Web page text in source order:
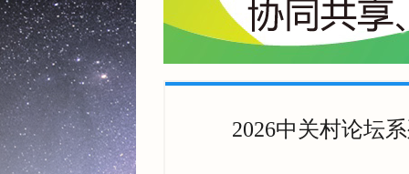
2026中关村论坛